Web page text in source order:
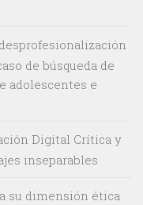
de búsqueda de
adolescentes e
Digital Crítica y
inseparables
su dimensión ética